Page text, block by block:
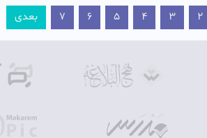
2
3
4
5
6
7 بعدی